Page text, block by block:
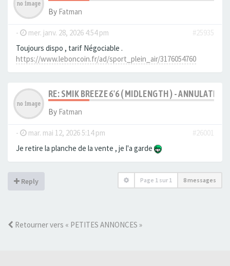
By Fatman
- mer. janv. 28, 2026 4:54 pm
#25935
Toujours dispo , tarif Négociable .
https://www.leboncoin.fr/ad/sport_plein_air/3176054760
RE: SMIK BREEZE 6'6 ( MIDLENGTH ) - ANNULATION
By Fatman
- mar. mai 12, 2026 5:14 pm
#26001
Je retire la planche de la vente , je l'a garde
Reply Page 1 sur 1 8 messages
Retourner vers « PETITES ANNONCES »